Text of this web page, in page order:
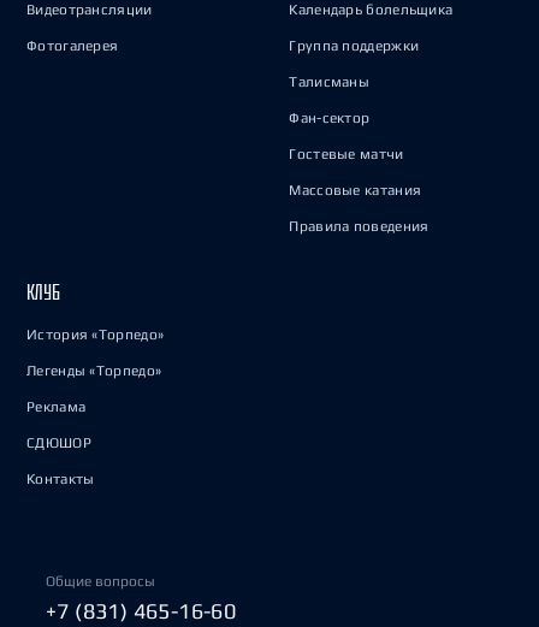
Видеотрансляции
Фотогалерея
Календарь болельщика
Группа поддержки
Талисманы
Фан-сектор
Гостевые матчи
Массовые катания
Правила поведения
КЛУБ
История «Торпедо»
Легенды «Торпедо»
Реклама
СДЮШОР
Контакты
Общие вопросы
+7 (831) 465-16-60